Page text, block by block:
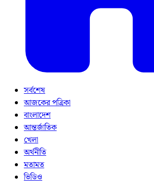
সর্বশেষ
আজকের পত্রিকা
বাংলাদেশ
আন্তর্জাতিক
খেলা
অর্থনীতি
মতামত
ভিডিও